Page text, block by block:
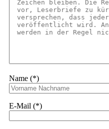
Name (*)
E-Mail (*)